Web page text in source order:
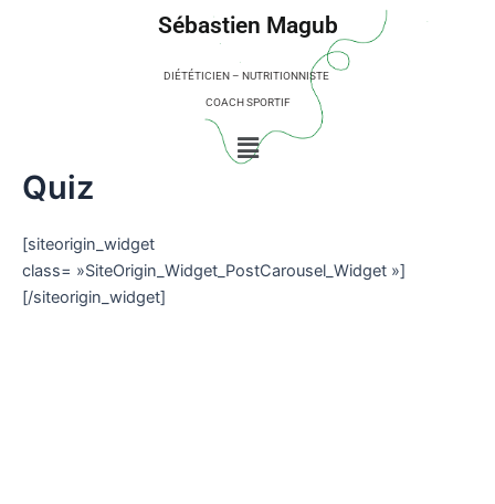
Sébastien Magub
DIÉTÉTICIEN – NUTRITIONNISTE
COACH SPORTIF
Menu
Quiz
[siteorigin_widget
class= »SiteOrigin_Widget_PostCarousel_Widget »]
[/siteorigin_widget]